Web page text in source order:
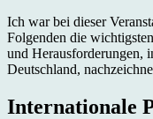
Ich war bei dieser
Folgenden die
und Herausforderungen,
Deutschland,
Internationale